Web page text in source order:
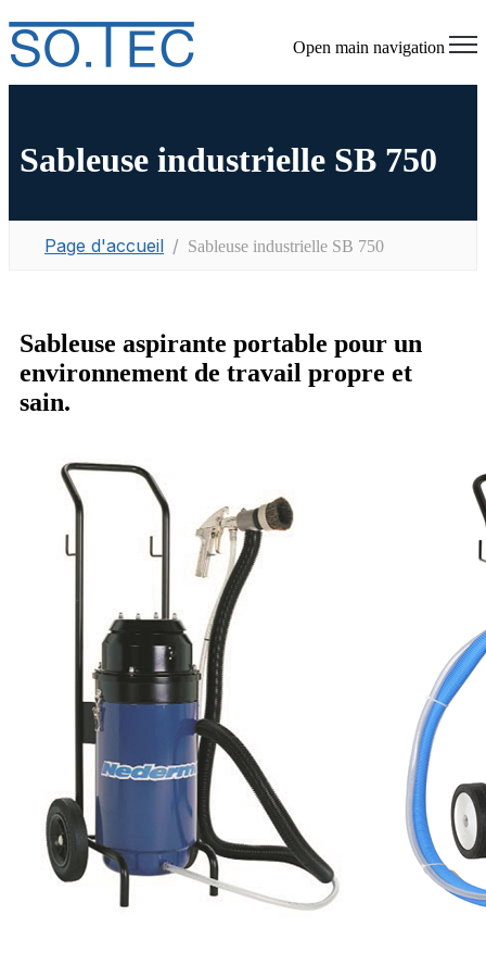
Open main navigation
Sableuse industrielle SB 750
Page d'accueil Sableuse industrielle SB 750
Sableuse aspirante portable pour un
environnement de travail propre et
sain.